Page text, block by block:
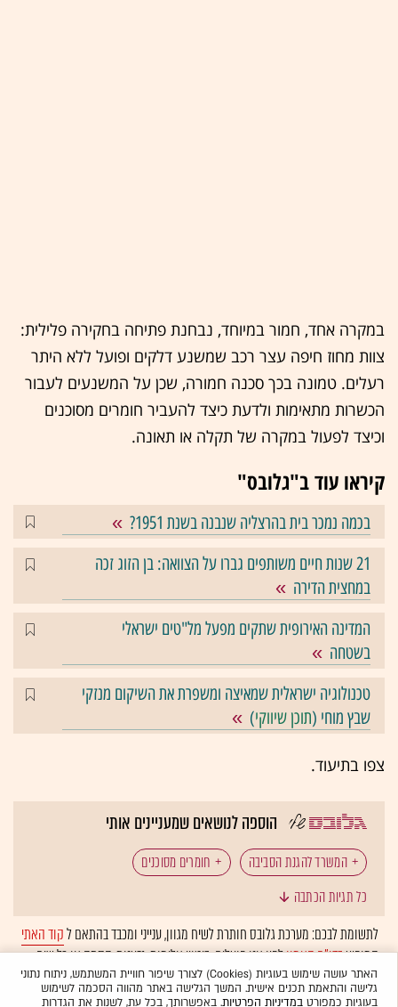
במקרה אחד, חמור במיוחד, נבחנת פתיחה בחקירה פלילית:
צוות מחוז חיפה עצר רכב שמשנע דלקים ופועל ללא היתר
רעלים. טמונה בכך סכנה חמורה, שכן על המשנעים לעבור
הכשרות מתאימות ולדעת כיצד להעביר חומרים מסוכנים
וכיצד לפעול במקרה של תקלה או תאונה.
קיראו עוד ב"גלובס"
בכמה נמכר בית בהרצליה שנבנה בשנת 1951?
21 שנות חיים משותפים גברו על הצוואה: בן הזוג זכה
במחצית הדירה
המדינה האירופית שתקים מפעל מל"טים ישראלי
בשטחה
טכנולוגיה ישראלית שמאיצה ומשפרת את השיקום מנזקי
שבץ מוחי (תוכן שיווקי)
צפו בתיעוד.
הוספה לנושאים שמעניינים אותי
המשרד להגנת הסביבה חומרים מסוכנים
משטרת ישראל
כל תגיות הכתבה
לתשומת לבכם: מערכת גלובס חותרת לשיח מגוון, ענייני ומכבד בהתאם לקוד האתי
המופיעבדו"ח האמוןלפיו אנו פועלים. ביטויי אלימות, גזענות, הסתה או כל שיח
בלתי הולם אחר מסוננים בצורהאוטומטיתולא יפורסמו באתר.
האתר עושה שימוש בעוגיות (Cookies) לצורך שיפור חוויית המשתמש, ניתוח נתוני
גלישה והתאמת תכנים אישית. המשך הגלישה באתר מהווה הסכמה לשימוש
בעוגיות כמפורטבמדיניות הפרטיות. באפשרותך, בכל עת, לשנות את הגדרות